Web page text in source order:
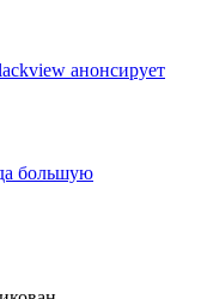
анонсирует
большую